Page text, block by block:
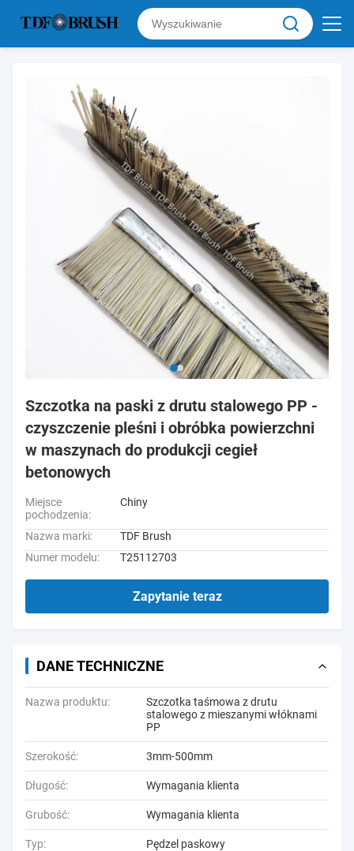
Szczotka na paski z drutu stalowego PP -
czyszczenie pleśni i obróbka powierzchni
w maszynach do produkcji cegieł
betonowych
Miejsce
pochodzenia:
Chiny
Nazwa marki:
TDF Brush
Numer modelu:
T25112703
Zapytanie teraz
DANE TECHNICZNE
Nazwa produktu:
Szczotka taśmowa z drutu
stalowego z mieszanymi włóknami
PP
Szerokość: 3mm-500mm
Długość: Wymagania klienta
Grubość: Wymagania klienta
Typ: Pędzel paskowy